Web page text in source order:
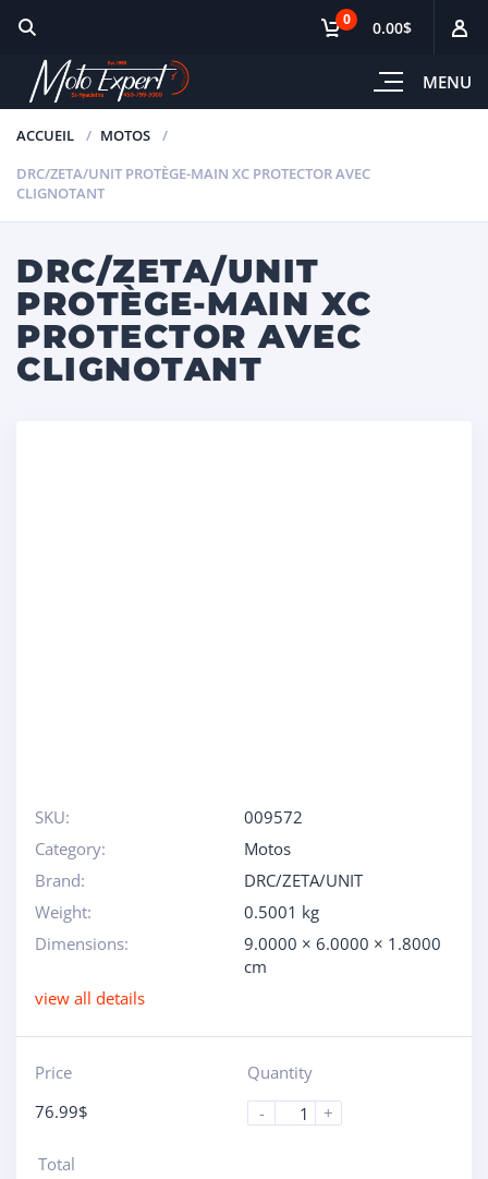
MENU
0 0.00$
ACCUEIL
MOTOS
DRC/ZETA/UNIT PROTÈGE-MAIN XC PROTECTOR AVEC
CLIGNOTANT
DRC/ZETA/UNIT
PROTÈGE-MAIN XC
PROTECTOR AVEC
CLIGNOTANT
SKU:
009572
Category:
Motos
Brand:
DRC/ZETA/UNIT
Weight:
0.5001 kg
Dimensions:
9.0000 × 6.0000 × 1.8000
cm
view all details
Price
76.99$
Quantity
-
+
Total